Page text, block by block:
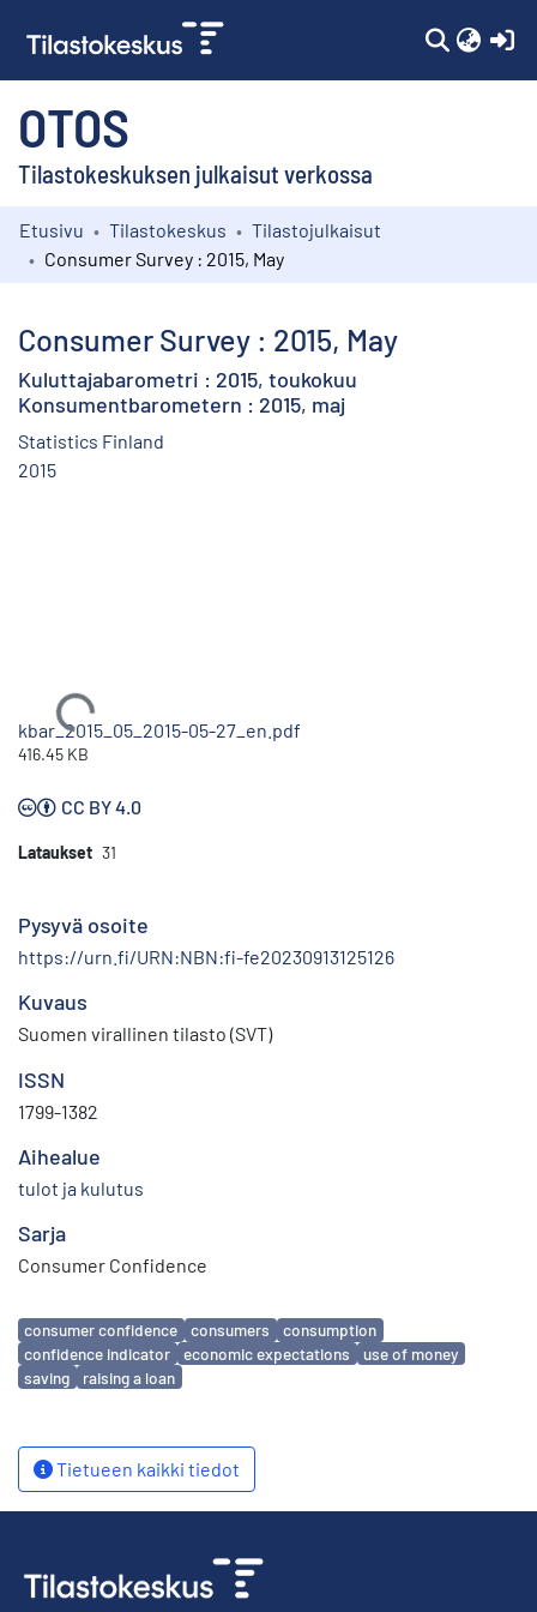
OTOS
Tilastokeskuksen julkaisut verkossa
Kokoelmat
Etusivu Tilastokeskus
Tilastojulkaisut
Consumer Survey : 2015, May
Consumer Survey : 2015, May
Kuluttajabarometri : 2015, toukokuu
Konsumentbarometern : 2015, maj
Statistics Finland
2015
Ladataan...
kbar_2015_05_2015-05-27_en.pdf
416.45 KB
CC BY 4.0
Lataukset 31
Pysyvä osoite
https://urn.fi/URN:NBN:fi-fe20230913125126
Kuvaus
Suomen virallinen tilasto (SVT)
ISSN
1799-1382
Aihealue
tulot ja kulutus
Sarja
Consumer Confidence
Avainsanat
consumer confidence consumers
consumption
confidence indicator
economic expectations
use of money
saving
raising a loan
Tietueen kaikki tiedot